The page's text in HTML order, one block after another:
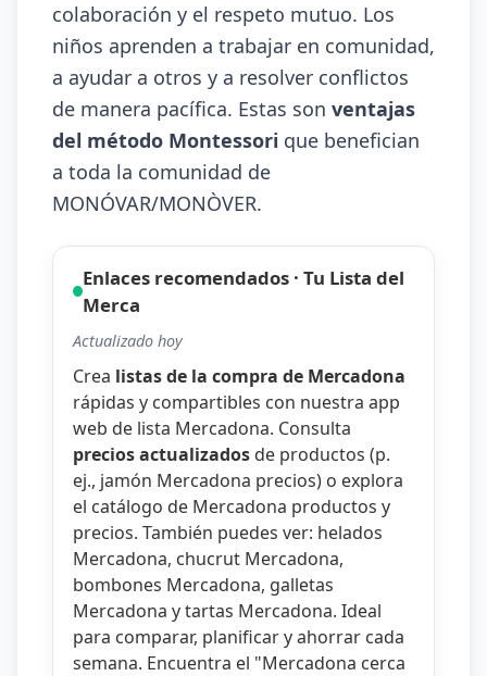
colaboración y el respeto mutuo. Los
niños aprenden a trabajar en comunidad,
a ayudar a otros y a resolver conflictos
de manera pacífica. Estas son ventajas
del método Montessori que benefician
a toda la comunidad de
MONÓVAR/MONÒVER.
Enlaces recomendados · Tu Lista del
Merca
Actualizado hoy
Crea listas de la compra de Mercadona
rápidas y compartibles con nuestra app
web de lista Mercadona. Consulta
precios actualizados de productos (p.
ej., jamón Mercadona precios) o explora
el catálogo de Mercadona productos y
precios. También puedes ver: helados
Mercadona, chucrut Mercadona,
bombones Mercadona, galletas
Mercadona ytartas Mercadona. Ideal
para comparar, planificar y ahorrar cada
semana. Encuentra el "Mercadona cerca